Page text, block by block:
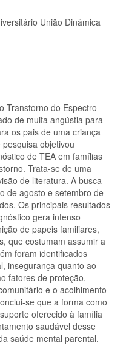
União Dinâmica
Transtorno do Espectro
de muita angústia para
os pais de uma criança
objetivou
de TEA em famílias
Trata-se de uma
de literatura. A busca
de agosto e setembro de
Os principais resultados
gera intenso
de papeis familiares,
que costumam assumir a
foram identificados
insegurança quanto ao
fatores de proteção,
e o acolhimento
se que a forma como
oferecido à família
saudável desse
saúde mental parental.